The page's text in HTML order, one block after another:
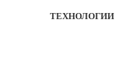
ТЕХНОЛОГИИ